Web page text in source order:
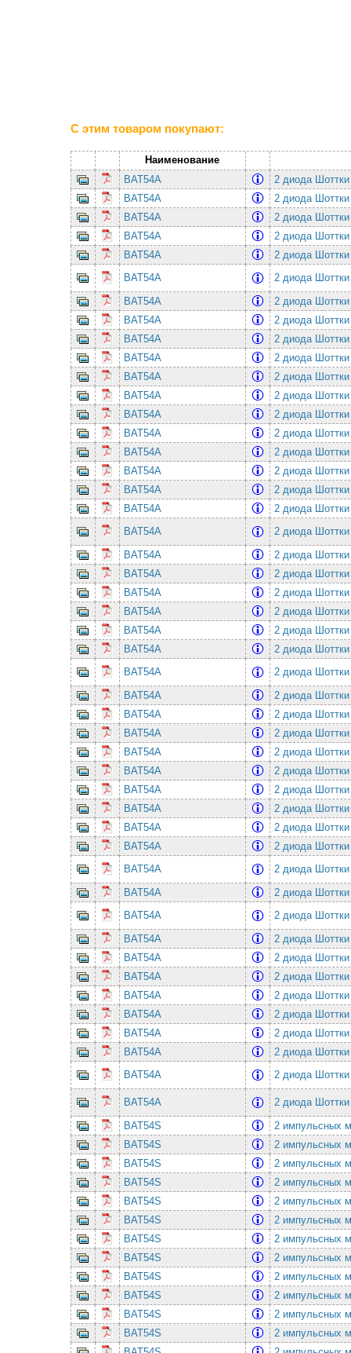
С этим товаром покупают:
Наименование
BAT54A
2 диода
BAT54A
2 диода
BAT54A
2 диода
BAT54A
2 диода
BAT54A
2 диода
BAT54A
2 диода
BAT54A
2 диода
BAT54A
2 диода
BAT54A
2 диода
BAT54A
2 диода
BAT54A
2 диода
BAT54A
2 диода
BAT54A
2 диода
BAT54A
2 диода
BAT54A
2 диода
BAT54A
2 диода
BAT54A
2 диода
BAT54A
2 диода
BAT54A
2 диода
BAT54A
2 диода
BAT54A
2 диода
BAT54A
2 диода
BAT54A
2 диода
BAT54A
2 диода
BAT54A
2 диода
BAT54A
2 диода
BAT54A
2 диода
BAT54A
2 диода
BAT54A
2 диода
BAT54A
2 диода
BAT54A
2 диода
BAT54A
2 диода
BAT54A
2 диода
BAT54A
2 диода
BAT54A
2 диода
BAT54A
2 диода
BAT54A
2 диода
BAT54A
2 диода
BAT54A
2 диода
BAT54A
2 диода
BAT54A
2 диода
BAT54A
2 диода
BAT54A
2 диода
BAT54A
2 диода
BAT54A
2 диода
BAT54A
2 диода
BAT54A
2 диода
BAT54S
2 импульсных
BAT54S
2 импульсных
BAT54S
2 импульсных
BAT54S
2 импульсных
BAT54S
2 импульсных
BAT54S
2 импульсных
BAT54S
2 импульсных
BAT54S
2 импульсных
BAT54S
2 импульсных
BAT54S
2 импульсных
BAT54S
2 импульсных
BAT54S
2 импульсных